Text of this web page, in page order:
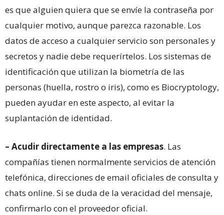
es que alguien quiera que se envíe la contraseña por
cualquier motivo, aunque parezca razonable. Los
datos de acceso a cualquier servicio son personales y
secretos y nadie debe requerírtelos. Los sistemas de
identificación que utilizan la biometría de las
personas (huella, rostro o iris), como es Biocryptology,
pueden ayudar en este aspecto, al evitar la
suplantación de identidad.
– Acudir directamente a las empresas. Las
compañías tienen normalmente servicios de atención
telefónica, direcciones de email oficiales de consulta y
chats online. Si se duda de la veracidad del mensaje,
confirmarlo con el proveedor oficial.